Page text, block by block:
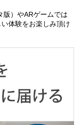
版）やARゲームでは
体験をお楽しみ頂け